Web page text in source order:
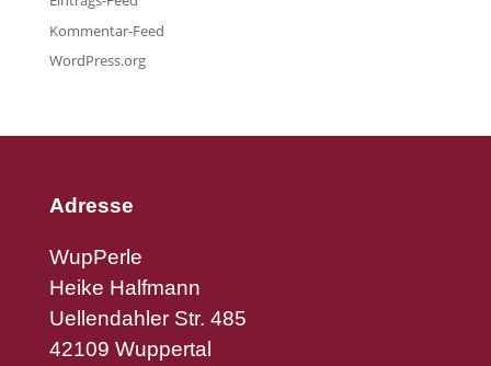
Kommentar-Feed
WordPress.org
Adresse
WupPerle
Heike Halfmann
Uellendahler Str. 485
42109 Wuppertal